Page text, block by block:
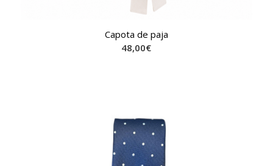
Capota de paja
48,00€